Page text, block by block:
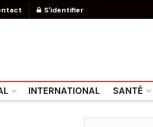
S'identifier
INTERNATIONAL SANTÉ